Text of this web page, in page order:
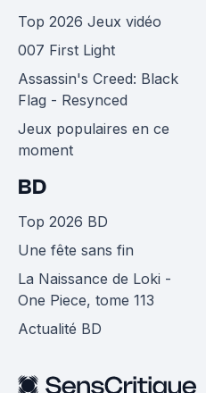
Top 2026 Jeux vidéo
007 First Light
Assassin's Creed: Black
Flag - Resynced
Jeux populaires en ce
moment
BD
Top 2026 BD
Une fête sans fin
La Naissance de Loki -
One Piece, tome 113
Actualité BD